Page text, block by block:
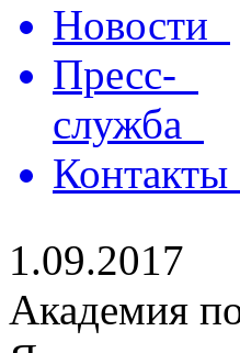
Новости
Пресс-
служба
Контакты
1.09.2017
Академия